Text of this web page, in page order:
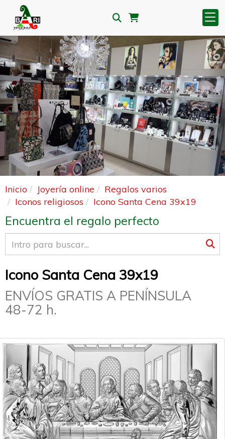
Anterior
Inicio Joyería online
Regalos varios
Iconos religiosos
Icono Santa Cena 39x19
Encuentra el regalo perfecto
Icono Santa Cena 39x19
ENVÍOS GRATIS A PENÍNSULA
48-72 h.